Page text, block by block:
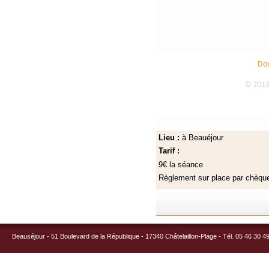
Lieu : à Beauéjour
Tarif :
9€ la séance
Règlement sur place par
Beauséjour - 51 Boulevard de la République - 17340 Châtelaillon-Plage - Tél. 05 46 30